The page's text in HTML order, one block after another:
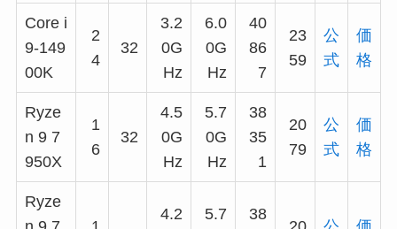
Core i
9-149
00K
2
4
32
3.2
0G
Hz
6.0
0G
Hz
40
86
7
23
59
公
式
価
格
Ryze
n 9 7
950X
1
6
32
4.5
0G
Hz
5.7
0G
Hz
38
35
1
20
79
公
式
価
格
Ryze
4.2
5.7
38